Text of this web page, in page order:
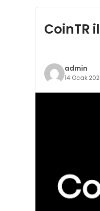
CoinTR
admin
14 Ocak